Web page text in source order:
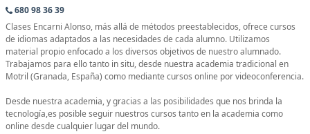
680 98 36 39
Clases Encarni Alonso, más allá de métodos preestablecidos, ofrece cursos
de idiomas adaptados a las necesidades de cada alumno. Utilizamos
material propio enfocado a los diversos objetivos de nuestro alumnado.
Trabajamos para ello tanto in situ, desde nuestra academia tradicional en
Motril (Granada, España) como mediante cursos online por videoconferencia.
Desde nuestra academia, y gracias a las posibilidades que nos brinda la
tecnología,es posible seguir nuestros cursos tanto en la academia como
online desde cualquier lugar del mundo.